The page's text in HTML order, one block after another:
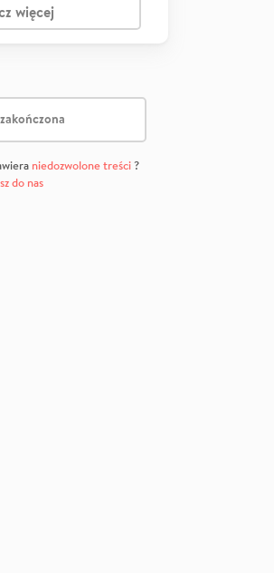
więcej
niedozwolone treści?
do nas